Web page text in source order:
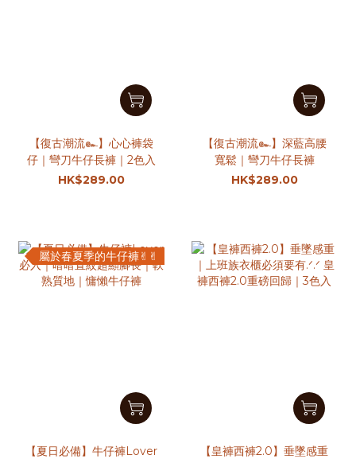
【復古潮流๛】心心褲袋
仔｜彎刀牛仔長褲｜2色入
HK$289.00
【復古潮流๛】深藍高腰
寬鬆｜彎刀牛仔長褲
HK$289.00
屬於春夏季的牛仔褲✌︎✌︎
【夏日必備】牛仔褲Lover
【皇褲西褲2.0】垂墜感重